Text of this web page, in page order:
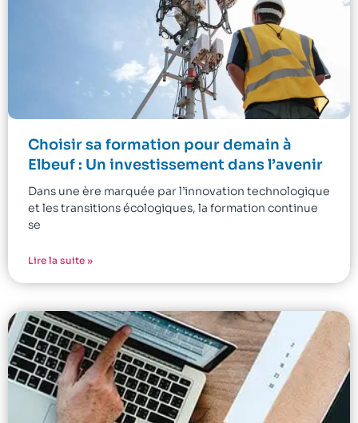
Choisir sa formation pour demain à
Elbeuf : Un investissement dans l’avenir
Dans une ère marquée par l’innovation technologique
et les transitions écologiques, la formation continue
se
Lire la suite »